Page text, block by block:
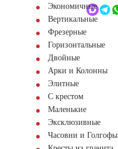
Обратный звонокЭкономичные
Вертикальные
Фрезерные
Горизонтальные
Двойные
Арки и Колонны
Элитные
С крестом
Маленькие
Эксклюзивные
Часовни и Голгофы